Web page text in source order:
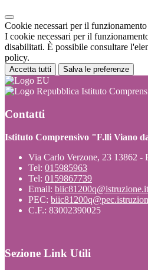
Cookie necessari per il funzionamento
I cookie necessari per il
disabilitati. È possibile consultare
policy.
Accetta tutti Salva le preferenze
Istituto
Contatti
Istituto Comprensivo "F.lli Viano
Via Carlo Verzone, 23 13862 -
Tel: 015985963
Tel: 0159867739
Email: biic81200q@istruzione.it
PEC:
C.F.: 83002390025
Sezione Link Utili